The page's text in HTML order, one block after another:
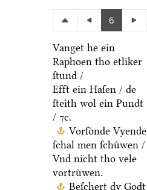
6
Vanget he ein
Raphoen tho etliker
ſtund /
Efft ein Haſen / de
ſteith wol ein Pundt
/ ⁊c.
Vorſoͤnde Vyende
ſchal men ſchuͤwen /
Vnd nicht tho vele
vortruͤwen.
Beſchert dy Godt